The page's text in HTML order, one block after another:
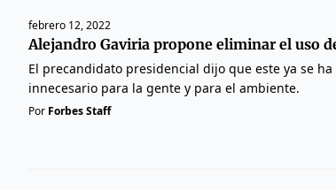
febrero 12, 2022
Alejandro Gaviria propone eliminar el uso
El precandidato presidencial dijo que este ya se
innecesario para la gente y para el ambiente.
Por Forbes Staff